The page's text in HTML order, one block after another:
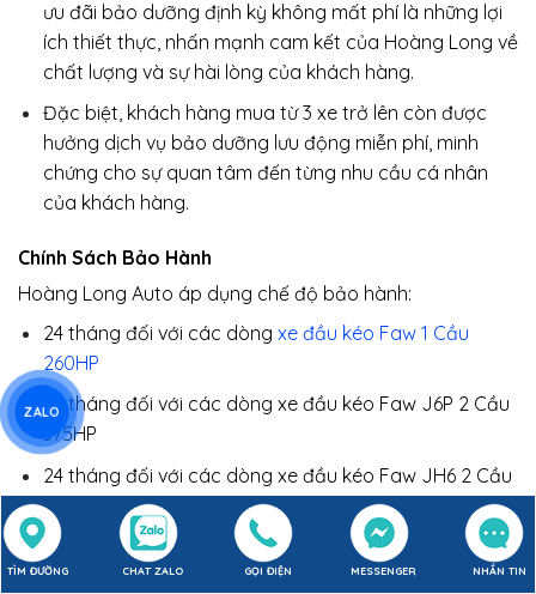
ưu đãi bảo dưỡng định kỳ không mất phí là những lợi
ích thiết thực, nhấn mạnh cam kết của Hoàng Long về
chất lượng và sự hài lòng của khách hàng.
Đặc biệt, khách hàng mua từ 3 xe trở lên còn được
hưởng dịch vụ bảo dưỡng lưu động miễn phí, minh
chứng cho sự quan tâm đến từng nhu cầu cá nhân
của khách hàng.
Chính Sách Bảo Hành
Hoàng Long Auto áp dụng chế độ bảo hành:
24 tháng đối với các dòng xe đầu kéo Faw 1 Cầu
260HP
24 tháng đối với các dòng xe đầu kéo Faw J6P 2 Cầu
375HP
24 tháng đối với các dòng xe đầu kéo Faw JH6 2 Cầu
430HP
24 tháng đối với các dòng xe đầu kéo Faw JH6 2 Cầu
445HP
TÌM ĐƯỜNG CHAT ZALO GỌI ĐIỆN MESSENGER NHẮN TIN
ZALO